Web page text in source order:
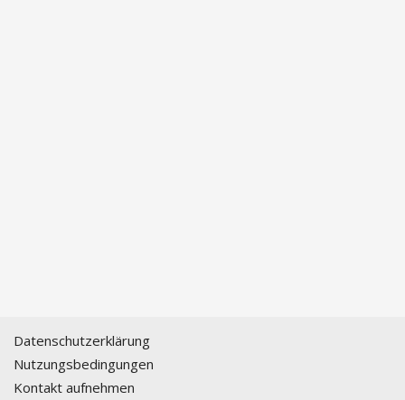
Datenschutzerklärung
Nutzungsbedingungen
Kontakt aufnehmen